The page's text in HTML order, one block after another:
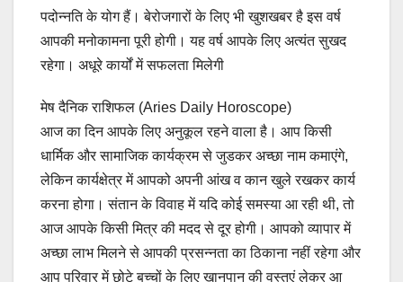
पदोन्नति के योग हैं। बेरोजगारों के लिए भी खुशखबर है इस वर्ष
आपकी मनोकामना पूरी होगी। यह वर्ष आपके लिए अत्यंत सुखद
रहेगा। अधूरे कार्यों में सफलता मिलेगी
मेष दैनिक राशिफल (Aries Daily Horoscope)
आज का दिन आपके लिए अनुकूल रहने वाला है। आप किसी
धार्मिक और सामाजिक कार्यक्रम से जुडकर अच्छा नाम कमाएंगे,
लेकिन कार्यक्षेत्र में आपको अपनी आंख व कान खुले रखकर कार्य
करना होगा। संतान के विवाह में यदि कोई समस्या आ रही थी, तो
आज आपके किसी मित्र की मदद से दूर होगी। आपको व्यापार में
अच्छा लाभ मिलने से आपकी प्रसन्नता का ठिकाना नहीं रहेगा और
आप परिवार में छोटे बच्चों के लिए खानपान की वस्तुएं लेकर आ